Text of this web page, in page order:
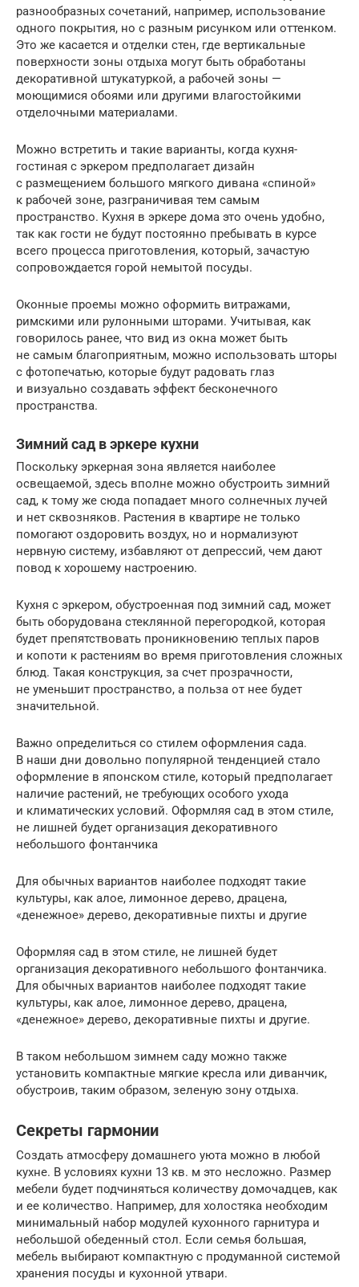
разнообразных сочетаний, например, использование
одного покрытия, но с разным рисунком или оттенком.
Это же касается и отделки стен, где вертикальные
поверхности зоны отдыха могут быть обработаны
декоративной штукатуркой, а рабочей зоны —
моющимися обоями или другими влагостойкими
отделочными материалами.
Можно встретить и такие варианты, когда кухня-
гостиная с эркером предполагает дизайн
с размещением большого мягкого дивана «спиной»
к рабочей зоне, разграничивая тем самым
пространство. Кухня в эркере дома это очень удобно,
так как гости не будут постоянно пребывать в курсе
всего процесса приготовления, который, зачастую
сопровождается горой немытой посуды.
Оконные проемы можно оформить витражами,
римскими или рулонными шторами. Учитывая, как
говорилось ранее, что вид из окна может быть
не самым благоприятным, можно использовать шторы
с фотопечатью, которые будут радовать глаз
и визуально создавать эффект бесконечного
пространства.
Зимний сад в эркере кухни
Поскольку эркерная зона является наиболее
освещаемой, здесь вполне можно обустроить зимний
сад, к тому же сюда попадает много солнечных лучей
и нет сквозняков. Растения в квартире не только
помогают оздоровить воздух, но и нормализуют
нервную систему, избавляют от депрессий, чем дают
повод к хорошему настроению.
Кухня с эркером, обустроенная под зимний сад, может
быть оборудована стеклянной перегородкой, которая
будет препятствовать проникновению теплых паров
и копоти к растениям во время приготовления сложных
блюд. Такая конструкция, за счет прозрачности,
не уменьшит пространство, а польза от нее будет
значительной.
Важно определиться со стилем оформления сада.
В наши дни довольно популярной тенденцией стало
оформление в японском стиле, который предполагает
наличие растений, не требующих особого ухода
и климатических условий. Оформляя сад в этом стиле,
не лишней будет организация декоративного
небольшого фонтанчика
Для обычных вариантов наиболее подходят такие
культуры, как алое, лимонное дерево, драцена,
«денежное» дерево, декоративные пихты и другие
Оформляя сад в этом стиле, не лишней будет
организация декоративного небольшого фонтанчика.
Для обычных вариантов наиболее подходят такие
культуры, как алое, лимонное дерево, драцена,
«денежное» дерево, декоративные пихты и другие.
В таком небольшом зимнем саду можно также
установить компактные мягкие кресла или диванчик,
обустроив, таким образом, зеленую зону отдыха.
Секреты гармонии
Создать атмосферу домашнего уюта можно в любой
кухне. В условиях кухни 13 кв. м это несложно. Размер
мебели будет подчиняться количеству домочадцев, как
и ее количество. Например, для холостяка необходим
минимальный набор модулей кухонного гарнитура и
небольшой обеденный стол. Если семья большая,
мебель выбирают компактную с продуманной системой
хранения посуды и кухонной утвари.